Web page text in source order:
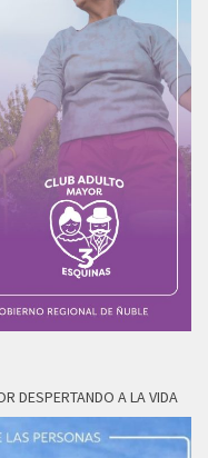
DESPERTANDO A LA VIDA